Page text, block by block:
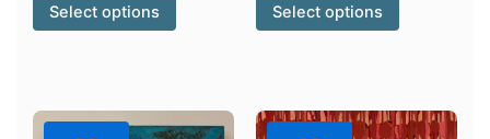
Select options Select options